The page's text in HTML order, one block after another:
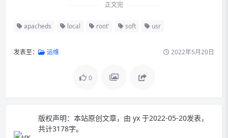
正文完
apacheds local root' soft usr
发表至： 运维 2022年5月20日
0
版权声明： 本站原创文章，由 yx 于2022-05-20发表，
共计3178字。